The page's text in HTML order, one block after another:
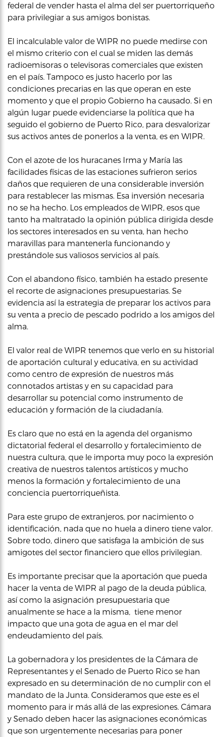
federal de vender hasta el alma del ser puertorriqueño
para privilegiar a sus amigos bonistas.
El incalculable valor de WIPR no puede medirse con
el mismo criterio con el cual se miden las demás
radioemisoras o televisoras comerciales que existen
en el país. Tampoco es justo hacerlo por las
condiciones precarias en las que operan en este
momento y que el propio Gobierno ha causado. Si en
algún lugar puede evidenciarse la política que ha
seguido el gobierno de Puerto Rico, para desvalorizar
sus activos antes de ponerlos a la venta, es en WIPR.
Con el azote de los huracanes Irma y María las
facilidades físicas de las estaciones sufrieron serios
daños que requieren de una considerable inversión
para restablecer las mismas. Esa inversión necesaria
no se ha hecho. Los empleados de WIPR, esos que
tanto ha maltratado la opinión pública dirigida desde
los sectores interesados en su venta, han hecho
maravillas para mantenerla funcionando y
prestándole sus valiosos servicios al país.
Con el abandono físico, también ha estado presente
el recorte de asignaciones presupuestarias. Se
evidencia así la estrategia de preparar los activos para
su venta a precio de pescado podrido a los amigos del
alma.
El valor real de WIPR tenemos que verlo en su historial
de aportación cultural y educativa, en su actividad
como centro de expresión de nuestros más
connotados artistas y en su capacidad para
desarrollar su potencial como instrumento de
educación y formación de la ciudadanía.
Es claro que no está en la agenda del organismo
dictatorial federal el desarrollo y fortalecimiento de
nuestra cultura, que le importa muy poco la expresión
creativa de nuestros talentos artísticos y mucho
menos la formación y fortalecimiento de una
conciencia puertorriqueñista.
Para este grupo de extranjeros, por nacimiento o
identificación, nada que no huela a dinero tiene valor.
Sobre todo, dinero que satisfaga la ambición de sus
amigotes del sector financiero que ellos privilegian.
Es importante precisar que la aportación que pueda
hacer la venta de WIPR al pago de la deuda pública,
así como la asignación presupuestaria que
anualmente se hace a la misma, tiene menor
impacto que una gota de agua en el mar del
endeudamiento del país.
La gobernadora y los presidentes de la Cámara de
Representantes y el Senado de Puerto Rico se han
expresado en su determinación de no cumplir con el
mandato de la Junta. Consideramos que este es el
momento para ir más allá de las expresiones. Cámara
y Senado deben hacer las asignaciones económicas
que son urgentemente necesarias para poner